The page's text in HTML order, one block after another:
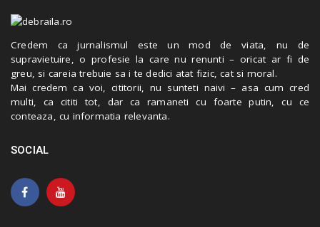
Credem ca jurnalismul este un mod de viata, nu de
supravietuire, o profesie la care nu renunti – oricat ar fi de
greu, si careia trebuie sa i te dedici atat fizic, cat si moral.
Mai credem ca voi, cititorii, nu sunteti naivi – asa cum cred
multi, ca cititi tot, dar ca ramaneti cu foarte putin, cu ce
conteaza, cu informatia relevanta.
SOCIAL